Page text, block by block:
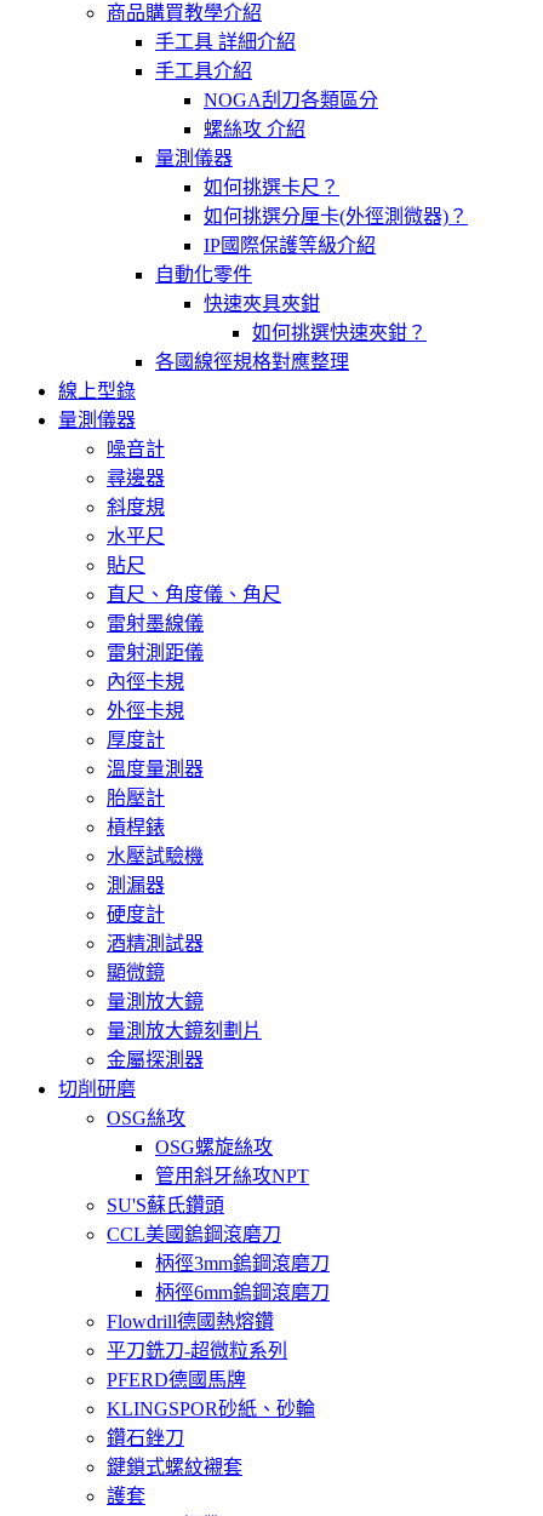
商品購買教學介紹
手工具 詳細介紹
手工具介紹
NOGA刮刀各類區分
螺絲攻 介紹
量測儀器
如何挑選卡尺？
如何挑選分厘卡(外徑測微器)？
IP國際保護等級介紹
自動化零件
快速夾具夾鉗
如何挑選快速夾鉗？
各國線徑規格對應整理
線上型錄
量測儀器
噪音計
尋邊器
斜度規
水平尺
貼尺
直尺、角度儀、角尺
雷射墨線儀
雷射測距儀
內徑卡規
外徑卡規
厚度計
溫度量測器
胎壓計
槓桿錶
水壓試驗機
測漏器
硬度計
酒精測試器
顯微鏡
量測放大鏡
量測放大鏡刻劃片
金屬探測器
切削研磨
OSG絲攻
OSG螺旋絲攻
管用斜牙絲攻NPT
SU'S蘇氏鑽頭
CCL美國鎢鋼滾磨刀
柄徑3mm鎢鋼滾磨刀
柄徑6mm鎢鋼滾磨刀
Flowdrill德國熱熔鑽
平刀銑刀-超微粒系列
PFERD德國馬牌
KLINGSPOR砂紙、砂輪
鑽石銼刀
鍵鎖式螺紋襯套
護套